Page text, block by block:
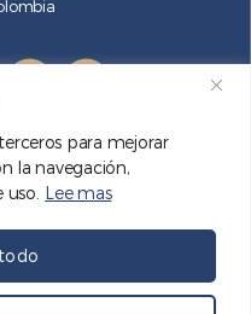
para mejorar
la navegación,
Lee mas